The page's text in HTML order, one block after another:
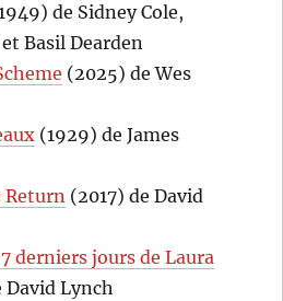
de Sidney Cole,
Basil Dearden
(2025) de Wes
(1929) de James
Return (2017) de David
derniers jours de Laura
David Lynch